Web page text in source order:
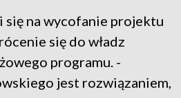
się na wycofanie projektu
się do władz
programu. -
jest rozwiązaniem,